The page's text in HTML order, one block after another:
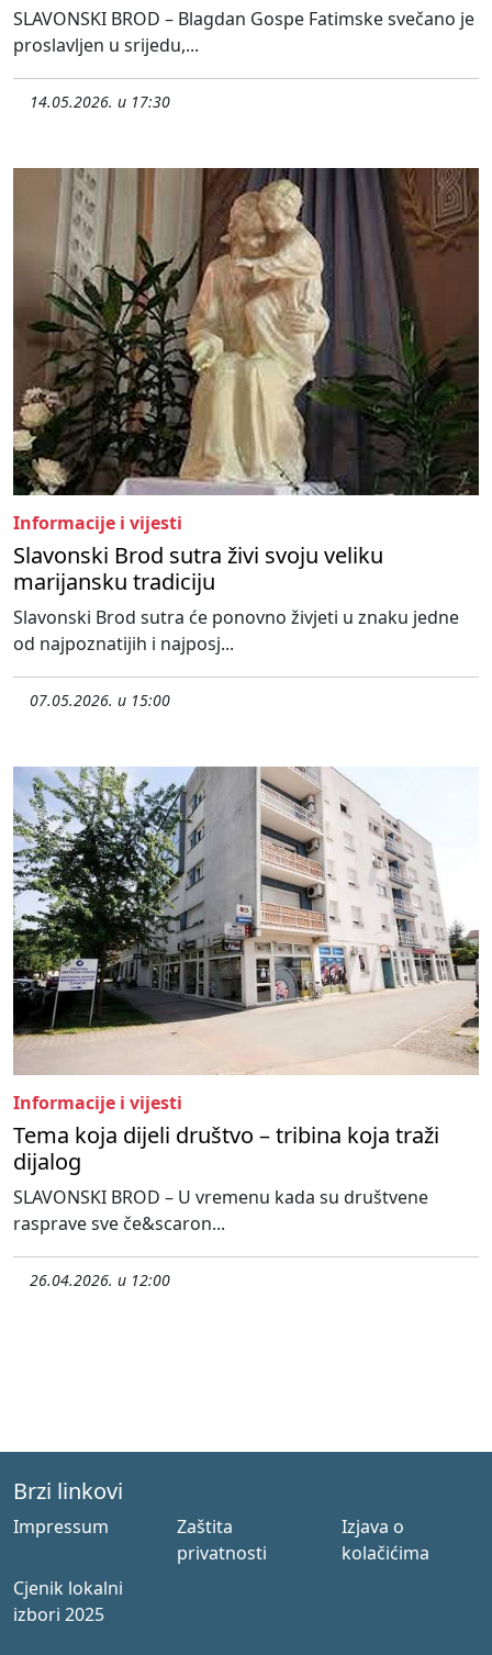
SLAVONSKI BROD – Blagdan Gospe Fatimske svečano je
proslavljen u srijedu,...
14.05.2026. u 17:30
Informacije i vijesti
Slavonski Brod sutra živi svoju veliku
marijansku tradiciju
Slavonski Brod sutra će ponovno živjeti u znaku jedne
od najpoznatijih i najposj...
07.05.2026. u 15:00
Informacije i vijesti
Tema koja dijeli društvo – tribina koja traži
dijalog
SLAVONSKI BROD – U vremenu kada su društvene
rasprave sve če&scaron...
26.04.2026. u 12:00
Brzi linkovi
Impressum
Zaštita
privatnosti
Izjava o
kolačićima
Cjenik lokalni
izbori 2025